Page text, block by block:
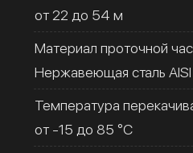
от 22 до 54 м
Материал проточной
Нержавеющая сталь
Температура
от -15 до 85 °C